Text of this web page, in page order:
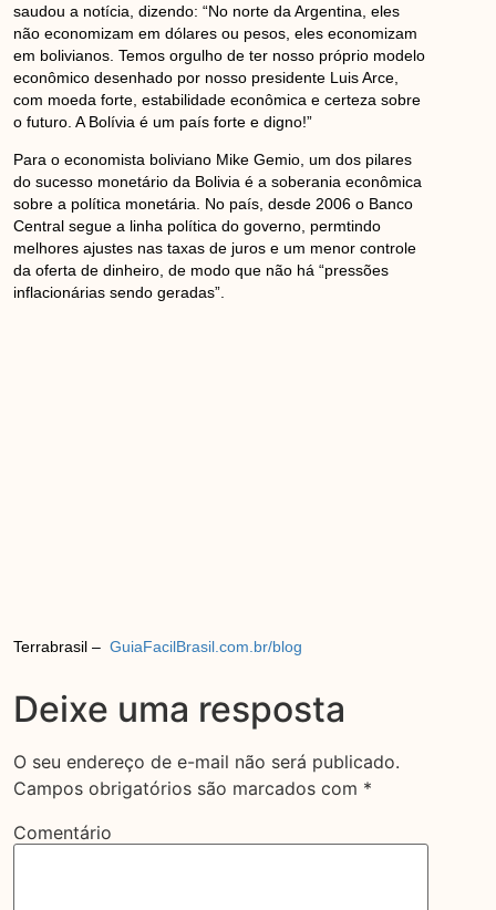
saudou a notícia, dizendo: “No norte da Argentina, eles
não economizam em dólares ou pesos, eles economizam
em bolivianos. Temos orgulho de ter nosso próprio modelo
econômico desenhado por nosso presidente Luis Arce,
com moeda forte, estabilidade econômica e certeza sobre
o futuro. A Bolívia é um país forte e digno!”
Para o economista boliviano Mike Gemio, um dos pilares
do sucesso monetário da Bolivia é a soberania econômica
sobre a política monetária. No país, desde 2006 o Banco
Central segue a linha política do governo, permtindo
melhores ajustes nas taxas de juros e um menor controle
da oferta de dinheiro, de modo que não há “pressões
inflacionárias sendo geradas”.
Terrabrasil – GuiaFacilBrasil.com.br/blog
Deixe uma resposta
O seu endereço de e-mail não será publicado.
Campos obrigatórios são marcados com *
Comentário